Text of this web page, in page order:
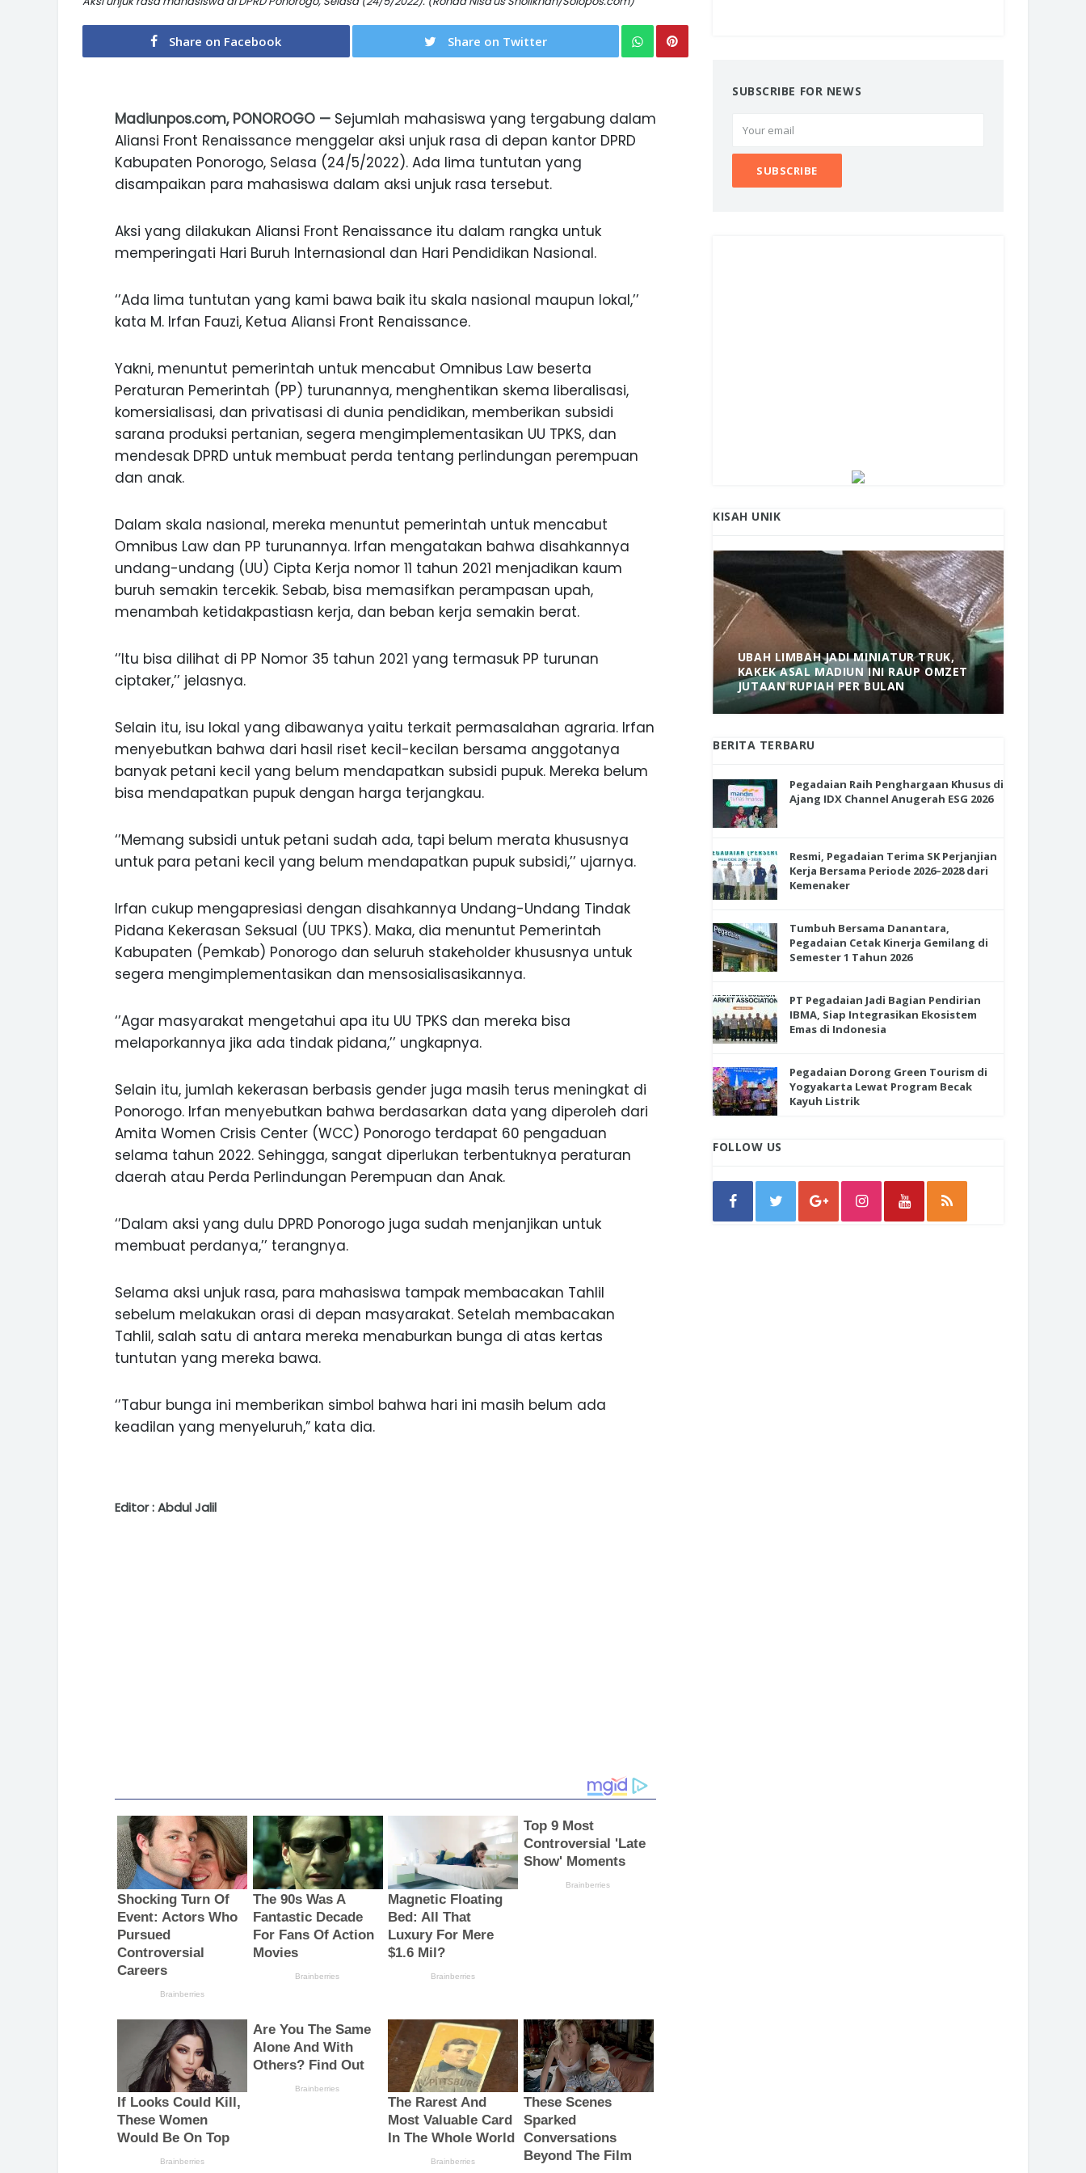
Share on Facebook Share on Twitter
Madiunpos.com, PONOROGO — Sejumlah mahasiswa yang tergabung dalam
Aliansi Front Renaissance menggelar aksi unjuk rasa di depan kantor DPRD
Kabupaten Ponorogo, Selasa (24/5/2022). Ada lima tuntutan yang
disampaikan para mahasiswa dalam aksi unjuk rasa tersebut.
Aksi yang dilakukan Aliansi Front Renaissance itu dalam rangka untuk
memperingati Hari Buruh Internasional dan Hari Pendidikan Nasional.
‘’Ada lima tuntutan yang kami bawa baik itu skala nasional maupun lokal,’’
kata M. Irfan Fauzi, Ketua Aliansi Front Renaissance.
Yakni, menuntut pemerintah untuk mencabut Omnibus Law beserta
Peraturan Pemerintah (PP) turunannya, menghentikan skema liberalisasi,
komersialisasi, dan privatisasi di dunia pendidikan, memberikan subsidi
sarana produksi pertanian, segera mengimplementasikan UU TPKS, dan
mendesak DPRD untuk membuat perda tentang perlindungan perempuan
dan anak.
Dalam skala nasional, mereka menuntut pemerintah untuk mencabut
Omnibus Law dan PP turunannya. Irfan mengatakan bahwa disahkannya
undang-undang (UU) Cipta Kerja nomor 11 tahun 2021 menjadikan kaum
buruh semakin tercekik. Sebab, bisa memasifkan perampasan upah,
menambah ketidakpastiasn kerja, dan beban kerja semakin berat.
‘’Itu bisa dilihat di PP Nomor 35 tahun 2021 yang termasuk PP turunan
ciptaker,’’ jelasnya.
Selain itu, isu lokal yang dibawanya yaitu terkait permasalahan agraria. Irfan
menyebutkan bahwa dari hasil riset kecil-kecilan bersama anggotanya
banyak petani kecil yang belum mendapatkan subsidi pupuk. Mereka belum
bisa mendapatkan pupuk dengan harga terjangkau.
‘’Memang subsidi untuk petani sudah ada, tapi belum merata khususnya
untuk para petani kecil yang belum mendapatkan pupuk subsidi,’’ ujarnya.
Irfan cukup mengapresiasi dengan disahkannya Undang-Undang Tindak
Pidana Kekerasan Seksual (UU TPKS). Maka, dia menuntut Pemerintah
Kabupaten (Pemkab) Ponorogo dan seluruh stakeholder khususnya untuk
segera mengimplementasikan dan mensosialisasikannya.
‘’Agar masyarakat mengetahui apa itu UU TPKS dan mereka bisa
melaporkannya jika ada tindak pidana,’’ ungkapnya.
Selain itu, jumlah kekerasan berbasis gender juga masih terus meningkat di
Ponorogo. Irfan menyebutkan bahwa berdasarkan data yang diperoleh dari
Amita Women Crisis Center (WCC) Ponorogo terdapat 60 pengaduan
selama tahun 2022. Sehingga, sangat diperlukan terbentuknya peraturan
daerah atau Perda Perlindungan Perempuan dan Anak.
‘’Dalam aksi yang dulu DPRD Ponorogo juga sudah menjanjikan untuk
membuat perdanya,’’ terangnya.
Selama aksi unjuk rasa, para mahasiswa tampak membacakan Tahlil
sebelum melakukan orasi di depan masyarakat. Setelah membacakan
Tahlil, salah satu di antara mereka menaburkan bunga di atas kertas
tuntutan yang mereka bawa.
‘’Tabur bunga ini memberikan simbol bahwa hari ini masih belum ada
keadilan yang menyeluruh,” kata dia.
Editor : Abdul Jalil
SUBSCRIBE FOR NEWS
KISAH UNIK
MANIS, LEGIT, DAN PAHIT, NIKMATNYA
DURIAN SEGULUNG MADIUN
ANAK-ANAK BOJONEGORO DAN
NGANJUK SEKOLAH DI SMPN SARADAN
UBAH LIMBAH JADI MINIATUR TRUK,
KAKEK ASAL MADIUN INI RAUP OMZET
JUTAAN RUPIAH PER BULAN
BERITA TERBARU
Pegadaian Raih Penghargaan Khusus di
Ajang IDX Channel Anugerah ESG 2026
Resmi, Pegadaian Terima SK Perjanjian
Kerja Bersama Periode 2026–2028 dari
Kemenaker
Tumbuh Bersama Danantara,
Pegadaian Cetak Kinerja Gemilang di
Semester 1 Tahun 2026
PT Pegadaian Jadi Bagian Pendirian
IBMA, Siap Integrasikan Ekosistem
Emas di Indonesia
Pegadaian Dorong Green Tourism di
Yogyakarta Lewat Program Becak
Kayuh Listrik
FOLLOW US